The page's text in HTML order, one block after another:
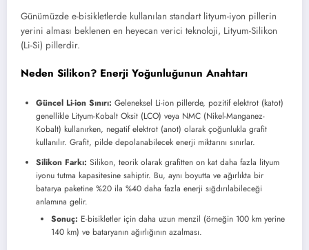
Günümüzde e-bisikletlerde kullanılan standart lityum-iyon pillerin
yerini alması beklenen en heyecan verici teknoloji, Lityum-Silikon
(Li-Si) pillerdir.
Neden Silikon? Enerji Yoğunluğunun Anahtarı
Güncel Li-ion Sınırı: Geleneksel Li-ion pillerde, pozitif elektrot (katot)
genellikle Lityum-Kobalt Oksit (LCO) veya NMC (Nikel-Manganez-
Kobalt) kullanırken, negatif elektrot (anot) olarak çoğunlukla grafit
kullanılır. Grafit, pilde depolanabilecek enerji miktarını sınırlar.
Silikon Farkı: Silikon, teorik olarak grafitten on kat daha fazla lityum
iyonu tutma kapasitesine sahiptir. Bu, aynı boyutta ve ağırlıkta bir
batarya paketine %20 ila %40 daha fazla enerji sığdırılabileceği
anlamına gelir.
Sonuç: E-bisikletler için daha uzun menzil (örneğin 100 km yerine
140 km) ve bataryanın ağırlığının azalması.